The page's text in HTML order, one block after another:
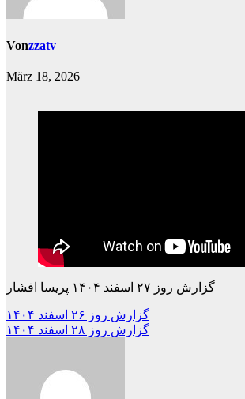
Vonzzatv
März 18, 2026
گزارش روز ۲۷ اسفند ۱۴۰۴ پریسا افشار
Beitragsnavigation
گزارش روز ۲۶ اسفند ۱۴۰۴
گزارش روز ۲۸ اسفند ۱۴۰۴